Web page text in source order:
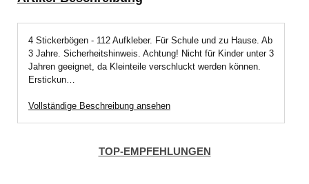
4 Stickerbögen - 112 Aufkleber. Für Schule und zu Hause. Ab
3 Jahre. Sicherheitshinweis. Achtung! Nicht für Kinder unter 3
Jahren geeignet, da Kleinteile verschluckt werden können.
Erstickun…
Vollständige Beschreibung ansehen
TOP-EMPFEHLUNGEN